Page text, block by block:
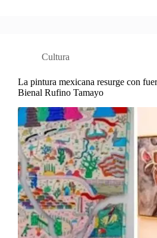
Cultura
La pintura mexicana resurge con
Bienal Rufino Tamayo